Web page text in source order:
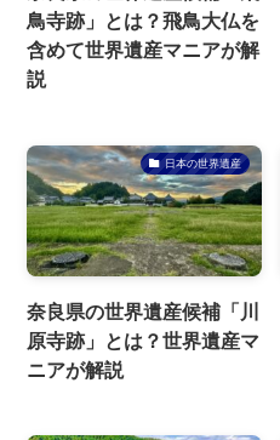
鳥寺跡」とは？飛鳥大仏を
含めて世界遺産マニアが解
説
日本の世界遺産
奈良県の世界遺産候補「川
原寺跡」とは？世界遺産マ
ニアが解説